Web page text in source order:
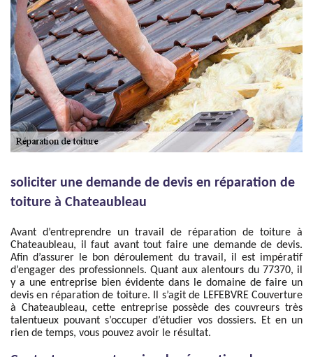
soliciter une demande de devis en réparation de
toiture à Chateaubleau
Avant d’entreprendre un travail de réparation de toiture à
Chateaubleau, il faut avant tout faire une demande de devis.
Afin d’assurer le bon déroulement du travail, il est impératif
d’engager des professionnels. Quant aux alentours du 77370, il
y a une entreprise bien évidente dans le domaine de faire un
devis en réparation de toiture. Il s’agit de LEFEBVRE Couverture
à Chateaubleau, cette entreprise possède des couvreurs très
talentueux pouvant s’occuper d’étudier vos dossiers. Et en un
rien de temps, vous pouvez avoir le résultat.